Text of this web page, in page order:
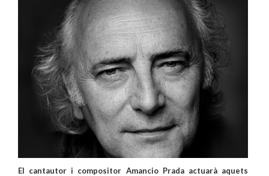
El cantautor i compositor Amancio Prada actuarà aquets